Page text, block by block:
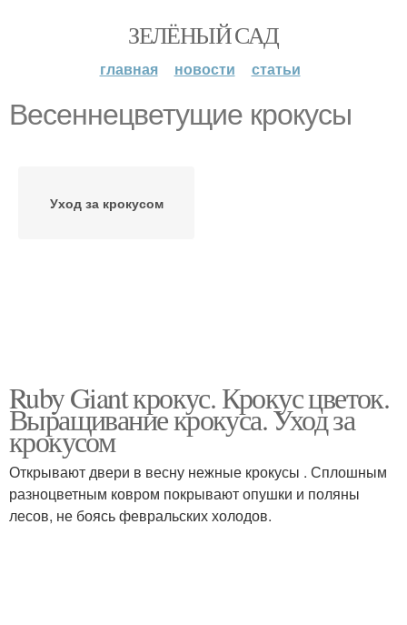
ЗЕЛЁНЫЙ САД
главная новости статьи
Весеннецветущие крокусы
Уход за крокусом
Ruby Giant крокус. Крокус цветок.
Выращивание крокуса. Уход за
крокусом
Открывают двери в весну нежные крокусы . Сплошным
разноцветным ковром покрывают опушки и поляны
лесов, не боясь февральских холодов.